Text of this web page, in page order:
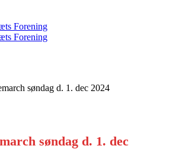
søndag d. 1. dec 2024
søndag d. 1. dec